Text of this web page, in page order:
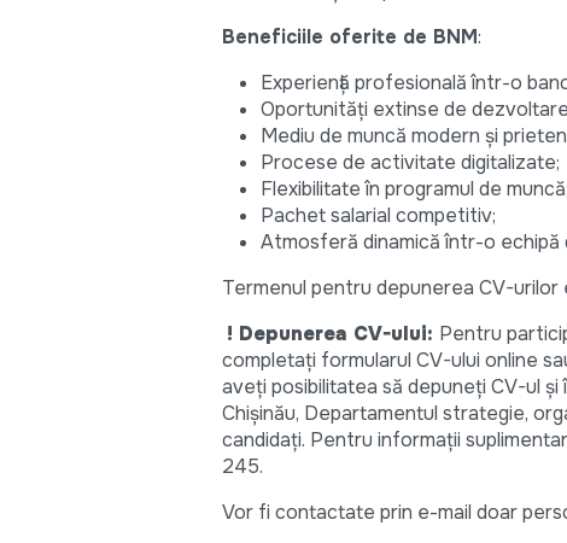
Beneficiile oferite de BNM:
Experiență profesională într-o
Oportunități extinse de
Mediu de muncă modern și
Procese de activitate digitalizate;
Flexibilitate în programul de muncă;
Pachet salarial competitiv;
Atmosferă dinamică într-o echipă
Termenul pentru depunerea CV-urilor
! Depunerea CV-ului: Pentru
completaţi formularul CV-ului online
aveți posibilitatea să depuneți CV-ul și
Chişinău, Departamentul strategie,
candidaţi. Pentru informații
245.
Vor fi contactate prin e-mail doar